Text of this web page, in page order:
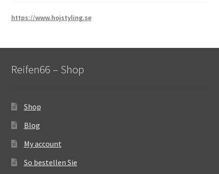
https://www.hojstyling.se
Reifen66 – Shop
Shop
Blog
My account
So bestellen Sie